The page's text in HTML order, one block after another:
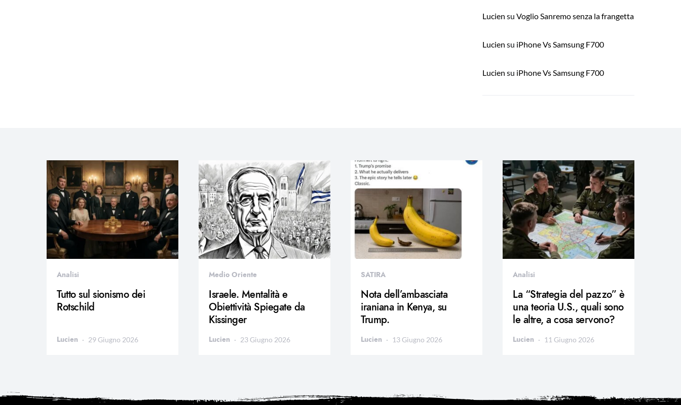
Lucien su Voglio Sanremo senza la frangetta
Lucien su iPhone Vs Samsung F700
Lucien su iPhone Vs Samsung F700
Analisi
Tutto sul sionismo dei
Rotschild
Lucien 29 Giugno 2026
Medio Oriente
Israele. Mentalità e
Obiettività Spiegate da
Kissinger
Lucien 23 Giugno 2026
SATIRA
Nota dell’ambasciata
iraniana in Kenya, su
Trump.
Lucien 13 Giugno 2026
Analisi
La “Strategia del pazzo” è
una teoria U.S., quali sono
le altre, a cosa servono?
Lucien 11 Giugno 2026